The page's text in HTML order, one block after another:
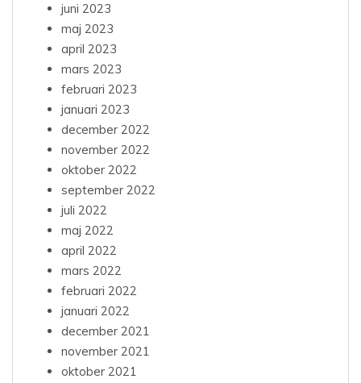
juni 2023
maj 2023
april 2023
mars 2023
februari 2023
januari 2023
december 2022
november 2022
oktober 2022
september 2022
juli 2022
maj 2022
april 2022
mars 2022
februari 2022
januari 2022
december 2021
november 2021
oktober 2021